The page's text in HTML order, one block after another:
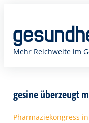
springen
Mehr Reichweite im
gesine überzeugt
Pharmaziekongress